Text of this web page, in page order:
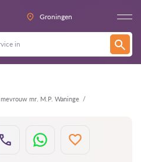
Groningen
mevrouw mr. M.P. Waninge